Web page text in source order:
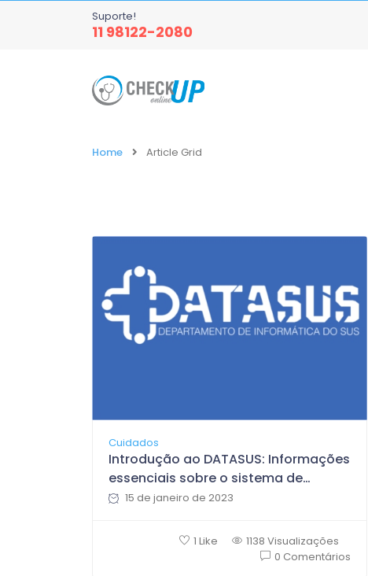
Suporte!
11 98122-2080
Home Article Grid
Cuidados
Introdução ao DATASUS: Informações
essenciais sobre o sistema de
informações em saúde do Brasil
15 de janeiro de 2023
1 Like
1138 Visualizações
0 Comentários